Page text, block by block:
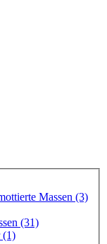
Massen (3)
(31)
(1)